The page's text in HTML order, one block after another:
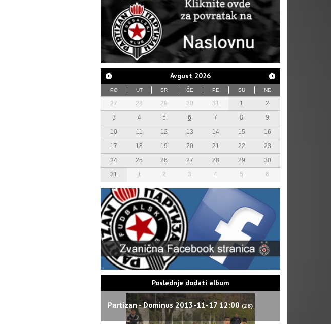
Avgust 2026
PO UT SR ČE PE SU NE
27 28 29 30 31 1
2
3
4 5 6 7 8
9
10
11 12 13 14 15
16
17
18 19 20 21 22
23
24
25 26 27 28 29
30
31
1 2 3 4 5 6
Poslednje dodati album
Partizan - Dominus 2013-11-17 12:00(28)